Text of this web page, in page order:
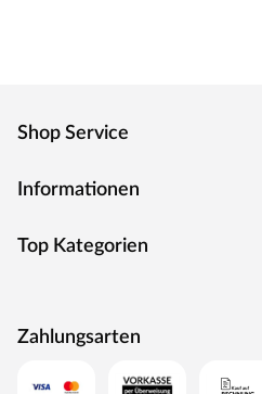
Shop Service
Informationen
Top Kategorien
Zahlungsarten